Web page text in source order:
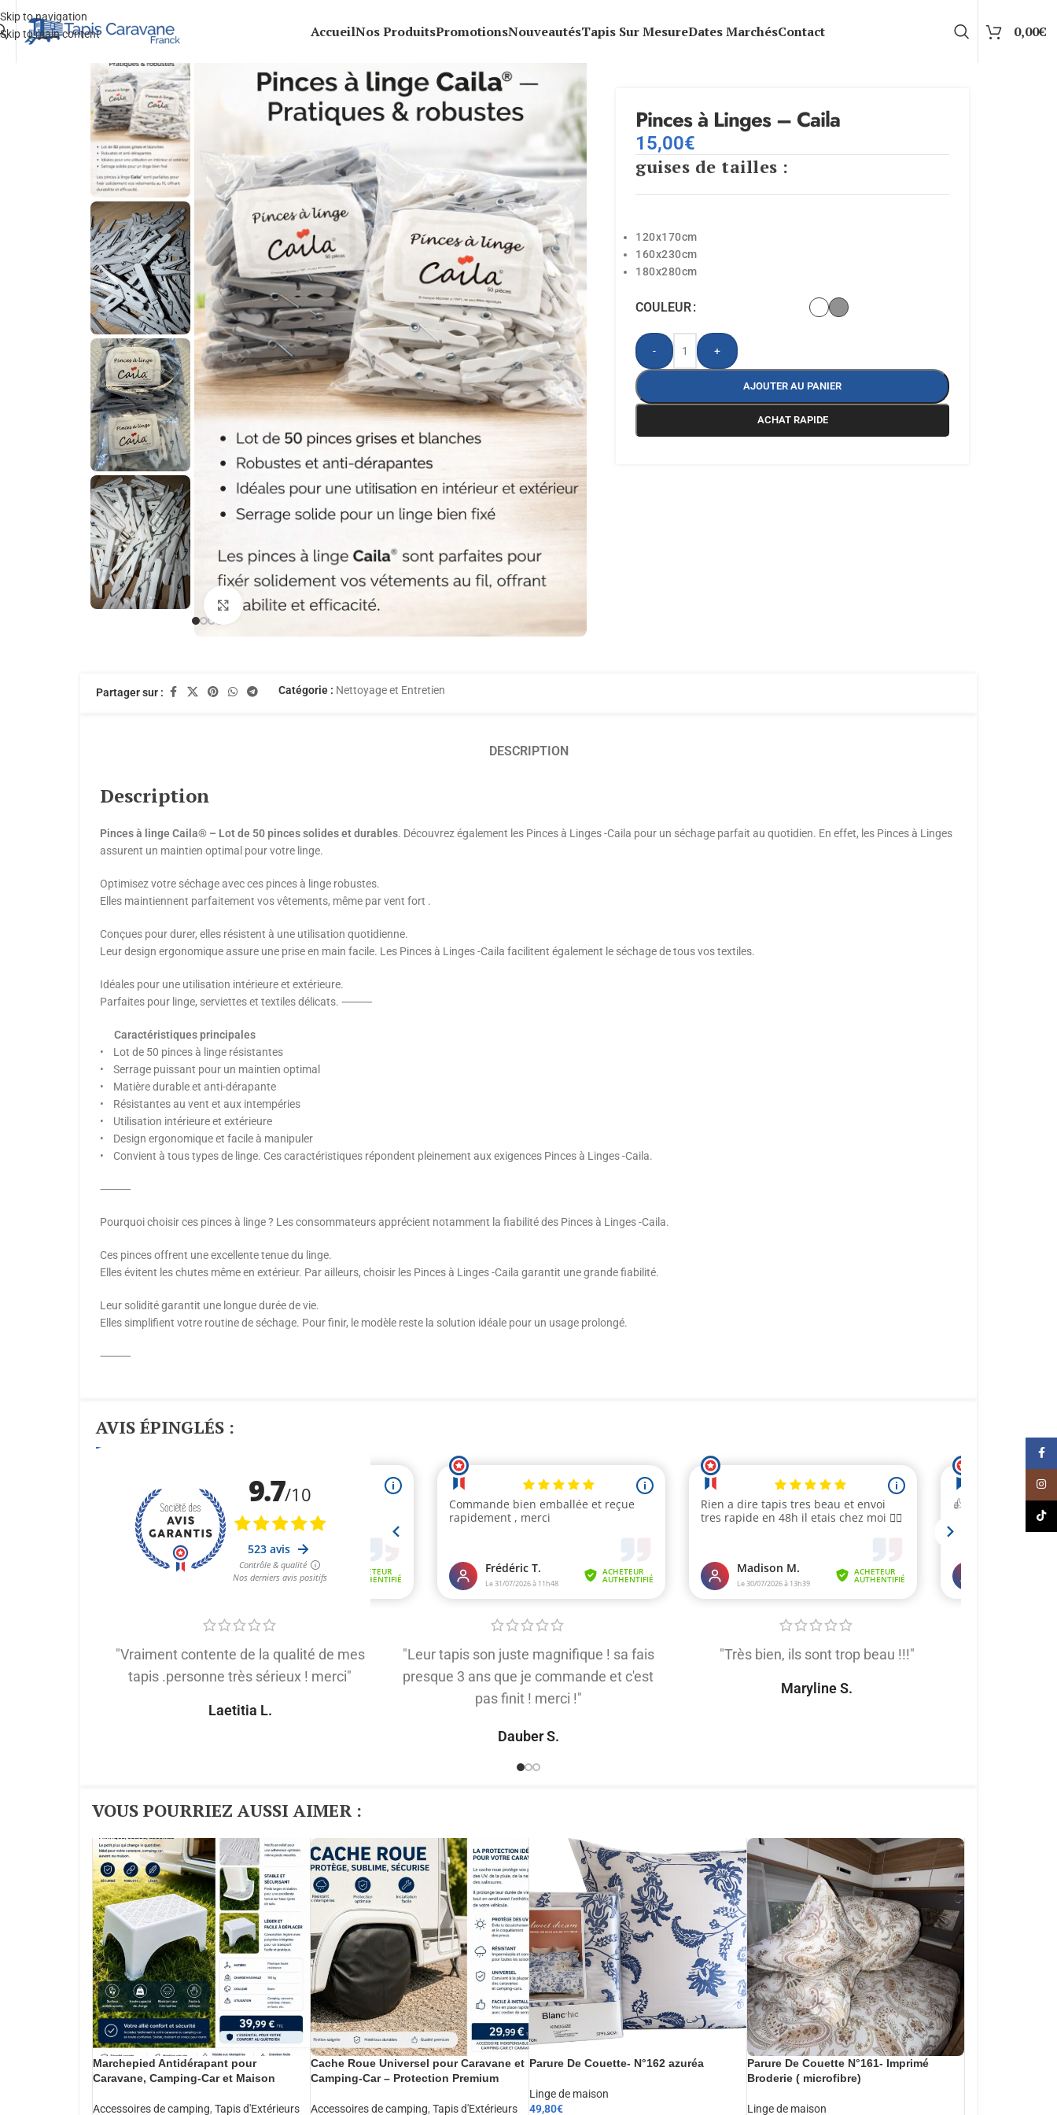
Skip to navigation
Skip to main content
AccueilNos ProduitsPromotionsNouveautésTapis Sur MesureDates MarchésContact 0,00€
Agrandir
Pinces à Linges – Caila
15,00€
guises de tailles :
120x170cm
160x230cm
180x280cm
COULEUR
- +
AJOUTER AU PANIER
ACHAT RAPIDE
Partager sur : Catégorie : Nettoyage et Entretien
DESCRIPTION
Description
Pinces à linge Caila® – Lot de 50 pinces solides et durables. Découvrez également les Pinces à Linges -Caila pour un séchage parfait au quotidien. En effet, les Pinces à Linges
assurent un maintien optimal pour votre linge.
Optimisez votre séchage avec ces pinces à linge robustes.
Elles maintiennent parfaitement vos vêtements, même par vent fort .
Conçues pour durer, elles résistent à une utilisation quotidienne.
Leur design ergonomique assure une prise en main facile. Les Pinces à Linges -Caila facilitent également le séchage de tous vos textiles.
Idéales pour une utilisation intérieure et extérieure.
Parfaites pour linge, serviettes et textiles délicats. ⸻
Caractéristiques principales
• Lot de 50 pinces à linge résistantes
• Serrage puissant pour un maintien optimal
• Matière durable et anti-dérapante
• Résistantes au vent et aux intempéries
• Utilisation intérieure et extérieure
• Design ergonomique et facile à manipuler
• Convient à tous types de linge. Ces caractéristiques répondent pleinement aux exigences Pinces à Linges -Caila.
⸻
Pourquoi choisir ces pinces à linge ? Les consommateurs apprécient notamment la fiabilité des Pinces à Linges -Caila.
Ces pinces offrent une excellente tenue du linge.
Elles évitent les chutes même en extérieur. Par ailleurs, choisir les Pinces à Linges -Caila garantit une grande fiabilité.
Leur solidité garantit une longue durée de vie.
Elles simplifient votre routine de séchage. Pour finir, le modèle reste la solution idéale pour un usage prolongé.
⸻
AVIS ÉPINGLÉS :
"Vraiment contente de la qualité de mes
tapis .personne très sérieux ! merci"
Laetitia L.
"Leur tapis son juste magnifique ! sa fais
presque 3 ans que je commande et c'est
pas finit ! merci !"
Dauber S.
"Très bien, ils sont trop beau !!!"
Maryline S.
VOUS POURRIEZ AUSSI AIMER :​
Marchepied Antidérapant pour
Caravane, Camping-Car et Maison
Accessoires de camping, Tapis d'Extérieurs
Cache Roue Universel pour Caravane et
Camping-Car – Protection Premium
Accessoires de camping, Tapis d'Extérieurs
Parure De Couette- N°162 azuréa
Linge de maison
49,80€
Parure De Couette N°161- Imprimé
Broderie ( microfibre)
Linge de maison